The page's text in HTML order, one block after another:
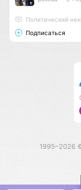
Политический
Подписаться
1995–2026